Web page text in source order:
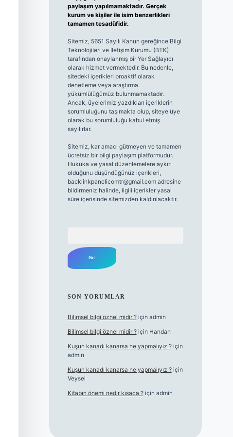
paylaşım yapılmamaktadır. Gerçek
kurum ve kişiler ile isim benzerlikleri
tamamen tesadüfidir.
Sitemiz, 5651 Sayılı Kanun gereğince Bilgi
Teknolojileri ve İletişim Kurumu (BTK)
tarafından onaylanmış bir Yer Sağlayıcı
olarak hizmet vermektedir. Bu nedenle,
sitedeki içerikleri proaktif olarak
denetleme veya araştırma
yükümlülüğümüz bulunmamaktadır.
Ancak, üyelerimiz yazdıkları içeriklerin
sorumluluğunu taşımakta olup, siteye üye
olarak bu sorumluluğu kabul etmiş
sayılırlar.
Sitemiz, kar amacı gütmeyen ve tamamen
ücretsiz bir bilgi paylaşım platformudur.
Hukuka ve yasal düzenlemelere aykırı
olduğunu düşündüğünüz içerikleri,
backlinkpanelicomtr@gmail.comadresine
bildirmeniz halinde, ilgili içerikler yasal
süre içerisinde sitemizden kaldırılacaktır.
SON YORUMLAR
Bilimsel bilgi öznel midir ?için admin
Bilimsel bilgi öznel midir ?için Handan
Kuşun kanadı kanarsa ne yapmalıyız ?için
admin
Kuşun kanadı kanarsa ne yapmalıyız ?için
Veysel
Kitabın önemi nedir kısaca ?için admin